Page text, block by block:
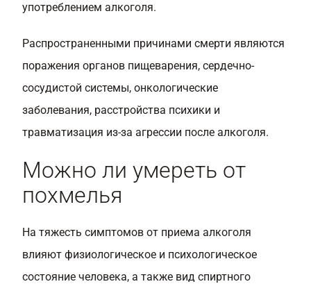
употреблением алкоголя.
Распространенными причинами смерти являются
поражения органов пищеварения, сердечно-
сосудистой системы, онкологические
заболевания, расстройства психики и
травматизация из-за агрессии после алкоголя.
Можно ли умереть от
похмелья
На тяжесть симптомов от приема алкоголя
влияют физиологическое и психологическое
состояние человека, а также вид спиртного